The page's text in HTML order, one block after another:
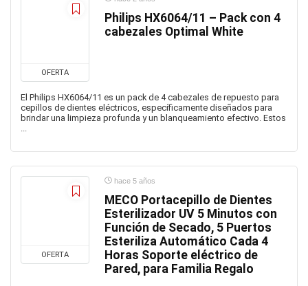
Bufandas
CafeteraBarata
calaveras
Cascos de Motos
Cepillos de dientes
cocina
Collares
cosas raras
OFERTA
Philips HX6064/11 – Pack con 4
cabezales Optimal White
El Philips HX6064/11 es un pack de 4 cabezales de repuesto para
cepillos de dientes eléctricos, específicamente diseñados para
brindar una limpieza profunda y un blanqueamiento efectivo. Estos
...
OFERTA
hace 5 años
MECO Portacepillo de Dientes
Esterilizador UV 5 Minutos con
Función de Secado, 5 Puertos
Esteriliza Automático Cada 4
Horas Soporte eléctrico de
Pared, para Familia Regalo